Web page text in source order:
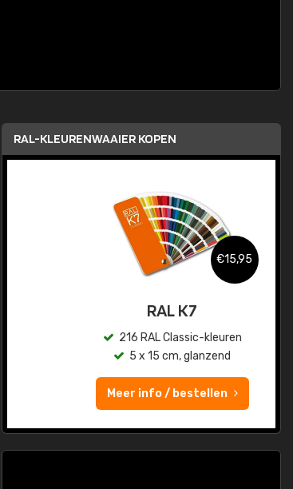
RAL-KLEURENWAAIER KOPEN
€15,95
RAL K7
216 RAL Classic-kleuren
5 x 15 cm, glanzend
Meer info / bestellen